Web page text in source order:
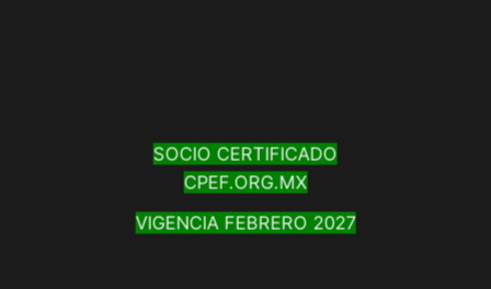
SOCIO CERTIFICADO
CPEF.ORG.MX
VIGENCIA FEBRERO 2027